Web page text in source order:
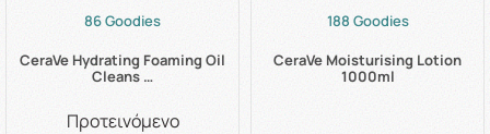
86 Goodies
CeraVe Hydrating Foaming Oil
Cleans …
Προτεινόμενο
188 Goodies
CeraVe Moisturising Lotion
1000ml